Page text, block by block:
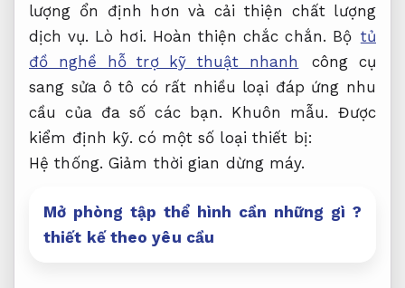
lượng ổn định hơn và cải thiện chất lượng
dịch vụ. Lò hơi. Hoàn thiện chắc chắn. Bộ tủ
đồ nghề hỗ trợ kỹ thuật nhanh
công cụ
sang sửa ô tô có rất nhiều loại đáp ứng nhu
cầu của đa số các bạn. Khuôn mẫu. Được
kiểm định kỹ. có một số loại thiết bị:
Hệ thống. Giảm thời gian dừng máy.
Mở phòng tập thể hình cần những gì ?
thiết kế theo yêu cầu